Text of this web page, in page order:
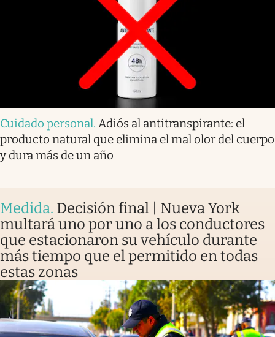
Cuidado personal. Adiós al antitranspirante: el
producto natural que elimina el mal olor del cuerpo
y dura más de un año
Medida. Decisión final | Nueva York
multará uno por uno a los conductores
que estacionaron su vehículo durante
más tiempo que el permitido en todas
estas zonas